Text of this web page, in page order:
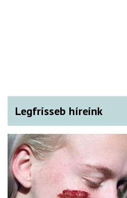
Legfrisseb híreink